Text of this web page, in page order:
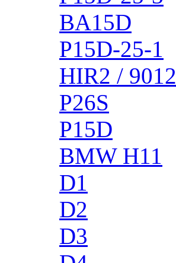
BA15D
P15D-25-1
HIR2 / 9012
P26S
P15D
BMW H11
D1
D2
D3